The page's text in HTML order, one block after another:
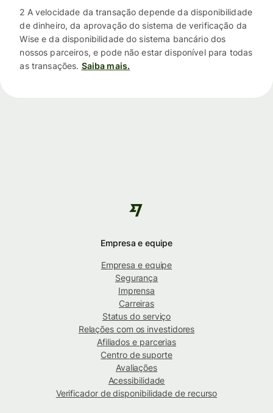
2 A velocidade da transação depende da disponibilidade
de dinheiro, da aprovação do sistema de verificação da
Wise e da disponibilidade do sistema bancário dos
nossos parceiros, e pode não estar disponível para todas
as transações. Saiba mais.
Empresa e equipe
Empresa e equipe
Segurança
Imprensa
Carreiras
Status do serviço
Relações com os investidores
Afiliados e parcerias
Centro de suporte
Avaliações
Acessibilidade
Verificador de disponibilidade de recurso